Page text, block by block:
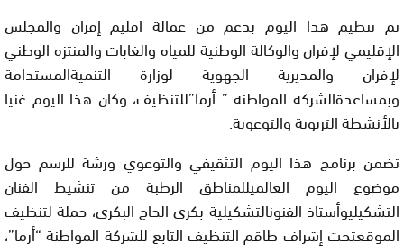
تم تنظيم هذا اليوم بدعم من عمالة اقليم إفران والمجلس
الإقليمي لإفران والوكالة الوطنية للمياه والغابات والمنتزه الوطني
لإفران والمديرية الجهوية لوزارة التنميةالمستدامة
وبمساعدةالشركة المواطنة ” أرما”للتنظيف، وكان هذا اليوم غنيا
بالأنشطة التربوية والتوعوية.
تضمن برنامج هذا اليوم التثقيفي والتوعوي ورشة للرسم حول
موضوع اليوم العالميللمناطق الرطبة من تنشيط الفنان
التشكيليوأستاذ الفنونالتشكيلية بكري الحاج البكري، حملة لتنظيف
الموقعتحت إشراف طاقم التنظيف التابع للشركة المواطنة “أرما”،